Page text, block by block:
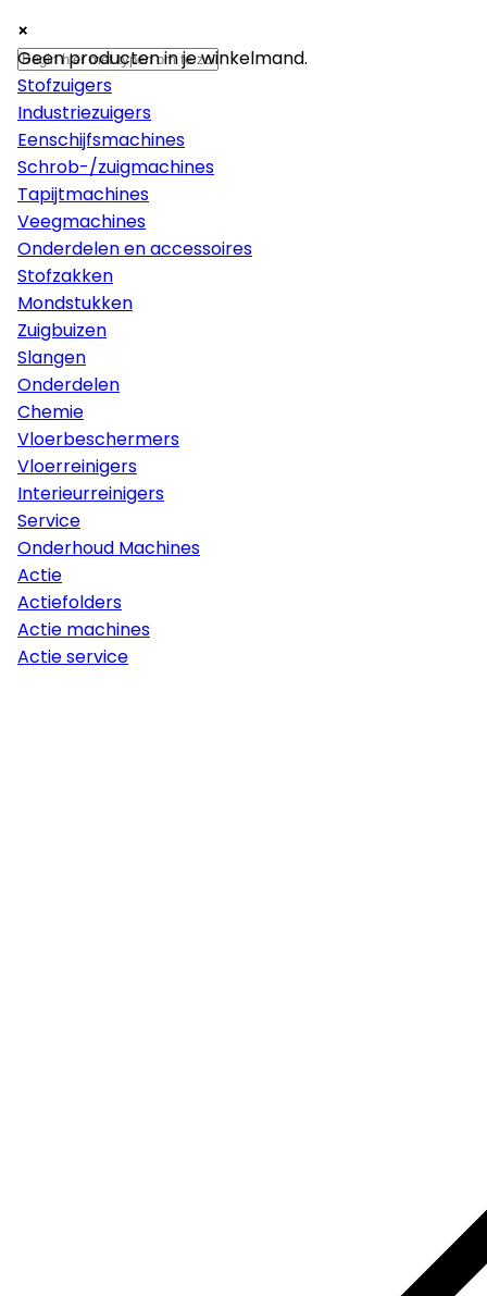
×
Machines
Stofzuigers
Industriezuigers
Eenschijfsmachines
Schrob-/zuigmachines
Tapijtmachines
Veegmachines
Onderdelen en accessoires
Stofzakken
Mondstukken
Zuigbuizen
Slangen
Onderdelen
Chemie
Vloerbeschermers
Vloerreinigers
Interieurreinigers
Service
Onderhoud Machines
Actie
Actiefolders
Actie machines
Actie service
×
×
Geen producten in je winkelmand.